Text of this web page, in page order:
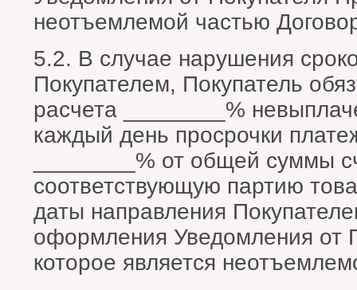
неотъемлемой частью
5.2. В случае нарушения
Покупателем, Покупатель
расчета ________%
каждый день просрочки
________% от общей суммы
соответствующую партию
даты направления
оформления Уведомления от
которое является